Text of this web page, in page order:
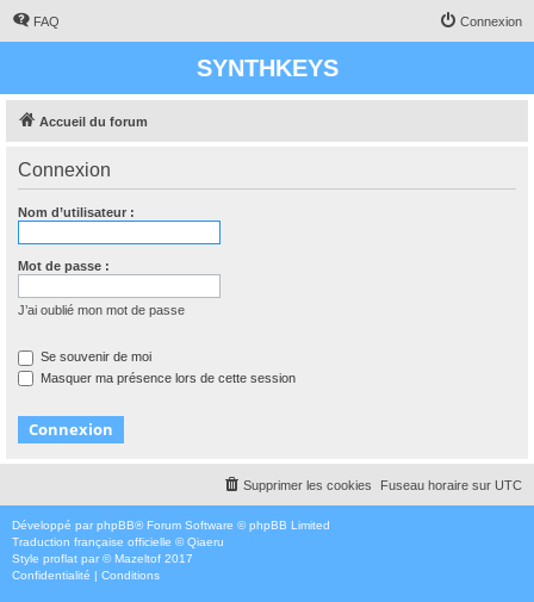
FAQ Connexion
SYNTHKEYS
Accueil du forum
Connexion
Nom d’utilisateur :
Mot de passe :
J’ai oublié mon mot de passe
Se souvenir de moi
Masquer ma présence lors de cette session
Fuseau horaire sur UTC
Supprimer les cookies
Développé par phpBB® Forum Software © phpBB Limited
Traduction française officielle ©Qiaeru
Style proflat par ©Mazeltof 2017
Confidentialité | Conditions